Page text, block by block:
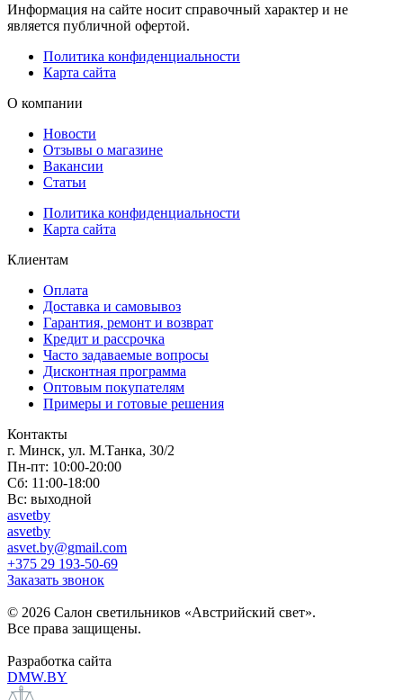
Информация на сайте носит справочный характер и не
является публичной офертой.
Политика конфиденциальности
Карта сайта
О компании
Новости
Отзывы о магазине
Вакансии
Статьи
Политика конфиденциальности
Карта сайта
Клиентам
Оплата
Доставка и самовывоз
Гарантия, ремонт и возврат
Кредит и рассрочка
Часто задаваемые вопросы
Дисконтная программа
Оптовым покупателям
Примеры и готовые решения
Контакты
г. Минск, ул. М.Танка, 30/2
Пн-пт: 10:00-20:00
Сб: 11:00-18:00
Вс: выходной
asvetby
asvetby
asvet.by@gmail.com
+375 29 193-50-69
Заказать звонок
© 2026 Салон светильников «Австрийский свет».
Все права защищены.
Разработка сайта
DMW.BY